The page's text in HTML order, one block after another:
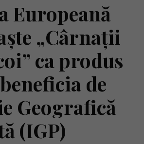
Europeană
„Cârnații
ca produs
de
Geografică
(IGP)